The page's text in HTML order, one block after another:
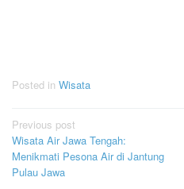
Posted in Wisata
Post
navigation
Previous post
Wisata Air Jawa Tengah:
Menikmati Pesona Air di Jantung
Pulau Jawa